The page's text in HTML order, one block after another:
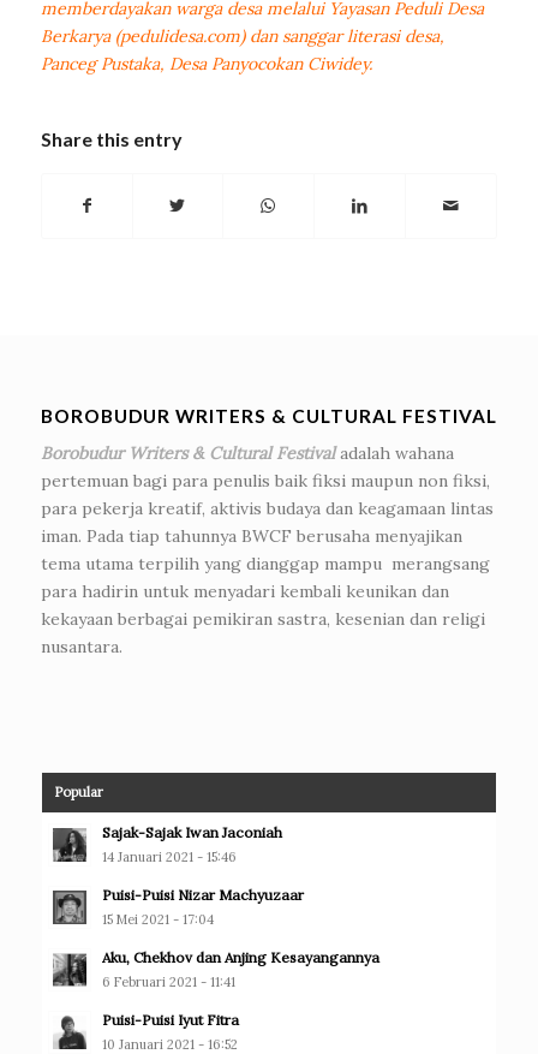
memberdayakan warga desa melalui Yayasan Peduli Desa
Berkarya (pedulidesa.com) dan sanggar literasi desa,
Panceg Pustaka, Desa Panyocokan Ciwidey.
Share this entry
BOROBUDUR WRITERS & CULTURAL FESTIVAL
Borobudur Writers & Cultural Festivaladalah wahana
pertemuan bagi para penulis baik fiksi maupun non fiksi,
para pekerja kreatif, aktivis budaya dan keagamaan lintas
iman. Pada tiap tahunnya BWCF berusaha menyajikan
tema utama terpilih yang dianggap mampu merangsang
para hadirin untuk menyadari kembali keunikan dan
kekayaan berbagai pemikiran sastra, kesenian dan religi
nusantara.
Popular
Sajak-Sajak Iwan Jaconiah
14 Januari 2021 - 15:46
Puisi-Puisi Nizar Machyuzaar
15 Mei 2021 - 17:04
Aku, Chekhov dan Anjing Kesayangannya
6 Februari 2021 - 11:41
Puisi-Puisi Iyut Fitra
10 Januari 2021 - 16:52